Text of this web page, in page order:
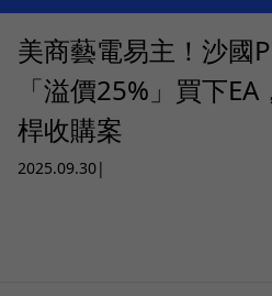
美商藝電易主！沙國
「溢價25%」買下
桿收購案
2025.09.30|